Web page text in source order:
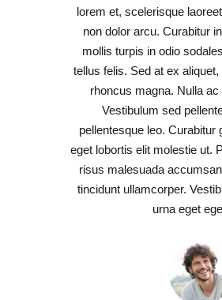
lorem et, scelerisque
non dolor arcu. Curabitur
mollis turpis in odio
tellus felis. Sed at ex
rhoncus magna. Nulla
Vestibulum sed
pellentesque leo. Curabitur
eget lobortis elit molestie ut.
risus malesuada
tincidunt ullamcorper.
urna eget